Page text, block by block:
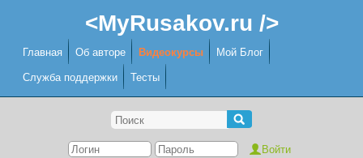
<MyRusakov.ru />
Главная Об авторе Видеокурсы Мой Блог
Служба поддержки Тесты